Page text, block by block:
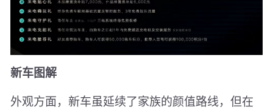
新车图解
外观方面，新车虽延续了家族的颜值路线，但在